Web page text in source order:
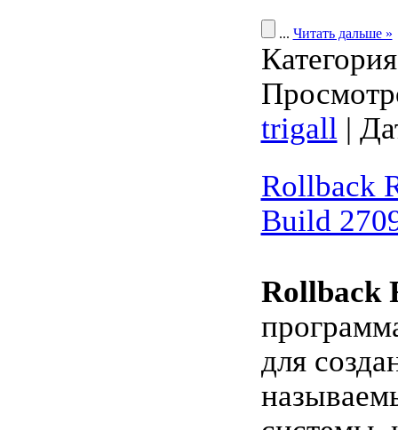
... Читать дальше »
trigall |
Rollback
Build
Rollback
для